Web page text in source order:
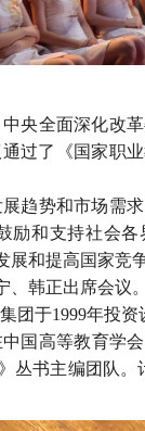
央全面深化改
过了《国家职
趋势和市场需求
励和支持社会
和提高国家竞
韩正出席会议。
团于1999年投资
国高等教育学
丛书主编团队。